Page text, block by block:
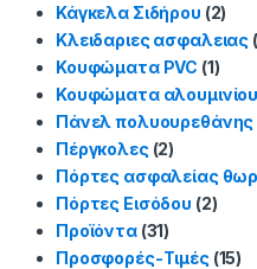
Κάγκελα Σιδήρου (2)
Κλειδαριες ασφαλειας
Κουφώματα PVC (1)
Κουφώματα αλουμινίου
Πάνελ πολυουρεθάνης
Πέργκολες(2)
Πόρτες ασφαλείας
Πόρτες Εισόδου (2)
Προϊόντα(31)
Προσφορές-Τιμές(15)